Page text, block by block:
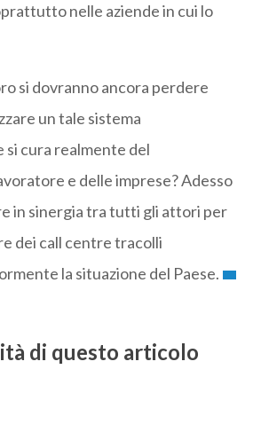
nelle aziende in cui lo
si dovranno ancora perdere
un tale sistema
cura realmente del
e delle imprese? Adesso
in sinergia tra tutti gli attori per
dei call centre tracolli
la situazione del Paese.
di questo articolo